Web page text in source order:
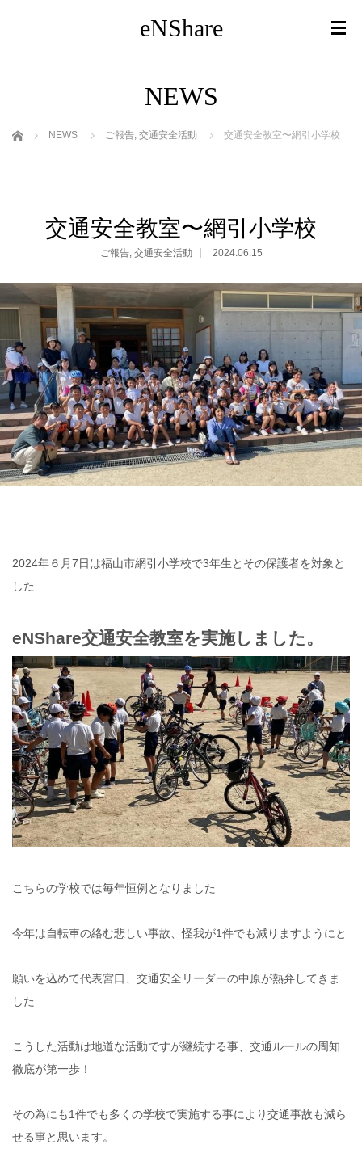
eNShare
NEWS
ホーム NEWS ご報告, 交通安全活動 交通安全教室〜網引小学校
交通安全教室〜網引小学校
ご報告, 交通安全活動 2024.06.15
2024年６月7日は福山市網引小学校で3年生とその保護者を対象と
した
eNShare交通安全教室を実施しました。
こちらの学校では毎年恒例となりました
今年は自転車の絡む悲しい事故、怪我が1件でも減りますようにと
願いを込めて代表宮口、交通安全リーダーの中原が熱弁してきま
した
こうした活動は地道な活動ですが継続する事、交通ルールの周知
徹底が第一歩！
その為にも1件でも多くの学校で実施する事により交通事故も減ら
せる事と思います。